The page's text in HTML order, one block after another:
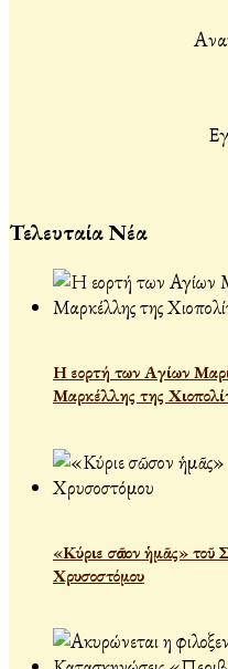
Τελευταία Νέα
Η εορτή των Αγίων
Μαρκέλλης της
«Κύριε σῶσον ἡμᾶς»
Χρυσοστόμου